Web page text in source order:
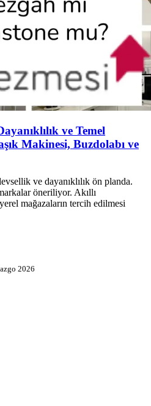
ve Temel
Makinesi, Buzdolabı ve
ve dayanıklılık ön planda.
öneriliyor. Akıllı
mağazaların tercih edilmesi
2026